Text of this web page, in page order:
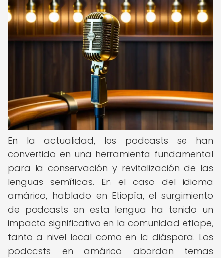
En la actualidad, los podcasts se han
convertido en una herramienta fundamental
para la conservación y revitalización de las
lenguas semíticas. En el caso del idioma
amárico, hablado en Etiopía, el surgimiento
de podcasts en esta lengua ha tenido un
impacto significativo en la comunidad etíope,
tanto a nivel local como en la diáspora. Los
podcasts en amárico abordan temas